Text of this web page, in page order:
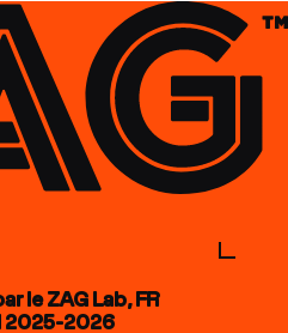
le ZAG Lab, FR
2025-2026